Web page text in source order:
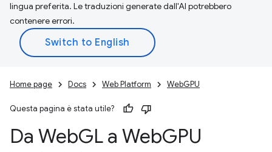
lingua preferita. Le traduzioni generate dall'AI potrebbero
contenere errori.
Home page Docs Web Platform WebGPU
Questa pagina è stata utile?
Da WebGL a WebGPU